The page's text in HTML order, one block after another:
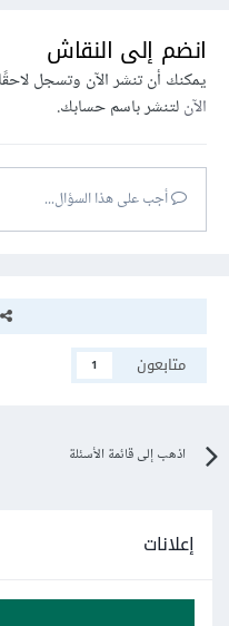
انضم إلى النقاش
يمكنك أن تنشر الآن وتسجل
الآنلتنشر باسم حسابك.
أجب على هذا السؤال...
متابعون
1
اذهب إلى قائمة الأسئلة
إعلانات